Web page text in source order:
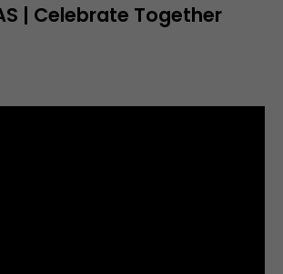
| Celebrate Together